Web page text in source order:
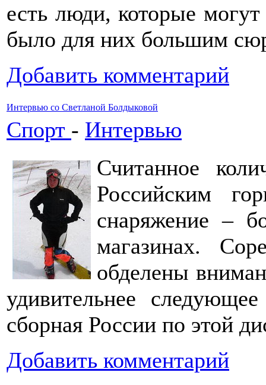
есть люди, которые
было для них большим
Добавить комментарий
Интервью со Светланой Болдыковой
Спорт - Интервью
Считанное
Российским
снаряжение –
магазинах.
обделены
удивительнее
сборная России по этой
Добавить комментарий